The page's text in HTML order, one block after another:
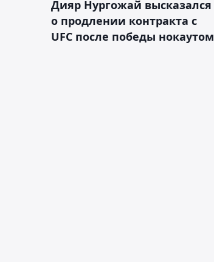
Дияр Нургожай высказался
о продлении контракта с
UFC после победы нокаутом